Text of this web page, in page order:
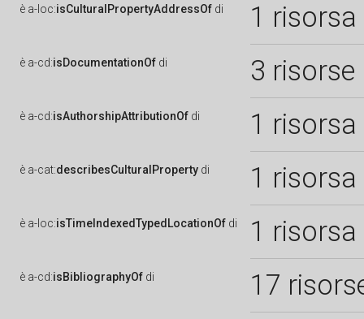
è a-loc:isCulturalPropertyAddressOf di 1 risorsa
è a-cd:isDocumentationOf di 3 risorse
è a-cd:isAuthorshipAttributionOf di 1 risorsa
è a-cat:describesCulturalProperty di 1 risorsa
è a-loc:isTimeIndexedTypedLocationOf di 1 risorsa
è a-cd:isBibliographyOf di 17